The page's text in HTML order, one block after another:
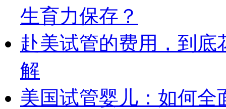
生育力保存？
赴美试管的费用，到
解
美国试管婴儿：如何